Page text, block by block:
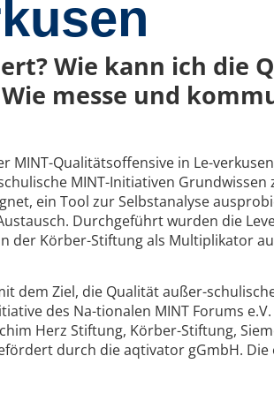
Wie kann ich die
messe und
Qualitätsoffensive in Le-
MINT-Initiativen Grundwissen
ein Tool zur Selbstanalyse
Durchgeführt wurden die
der Körber-Stiftung als Multiplikator
dem Ziel, die Qualität außer-
des Na-tionalen MINT Forums
Herz Stiftung, Körber-Stiftung,
durch die aqtivator gGmbH.